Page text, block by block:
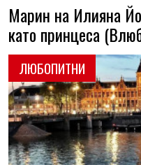
ЛЮБОПИТНИ
Марин на Илияна
като принцеса